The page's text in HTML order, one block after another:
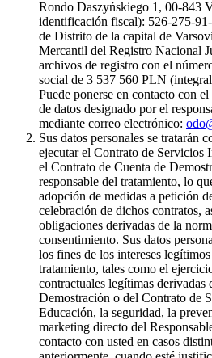
Rondo Daszyńskiego 1, 00-843
identificación fiscal): 526-275-
de Distrito de la capital de
Mercantil del Registro Nacional
archivos de registro con el
social de 3 537 560 PLN
Puede ponerse en contacto con
de datos designado por el
mediante correo electrónico:
Sus datos personales se tratarán
ejecutar el Contrato de
el Contrato de Cuenta de
responsable del tratamiento, lo
adopción de medidas a petición
celebración de dichos contratos,
obligaciones derivadas de la
consentimiento. Sus datos
los fines de los intereses
tratamiento, tales como el
contractuales legítimas derivadas
Demostración o del Contrato de
Educación, la seguridad, la
marketing directo del
contacto con usted en casos